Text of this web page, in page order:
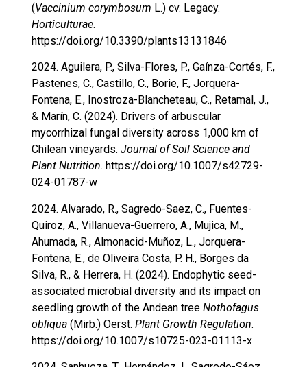
(Vaccinium corymbosum L.) cv. Legacy.
Horticulturae.
https://doi.org/10.3390/plants13131846
2024. Aguilera, P., Silva-Flores, P., Gaínza-Cortés, F.,
Pastenes, C., Castillo, C., Borie, F., Jorquera-
Fontena, E., Inostroza-Blancheteau, C., Retamal, J.,
& Marín, C. (2024). Drivers of arbuscular
mycorrhizal fungal diversity across 1,000 km of
Chilean vineyards. Journal of Soil Science and
Plant Nutrition. https://doi.org/10.1007/s42729-
024-01787-w
2024. Alvarado, R., Sagredo-Saez, C., Fuentes-
Quiroz, A., Villanueva-Guerrero, A., Mujica, M.,
Ahumada, R., Almonacid-Muñoz, L., Jorquera-
Fontena, E., de Oliveira Costa, P. H., Borges da
Silva, R., & Herrera, H. (2024). Endophytic seed-
associated microbial diversity and its impact on
seedling growth of the Andean tree Nothofagus
obliqua (Mirb.) Oerst. Plant Growth Regulation.
https://doi.org/10.1007/s10725-023-01113-x